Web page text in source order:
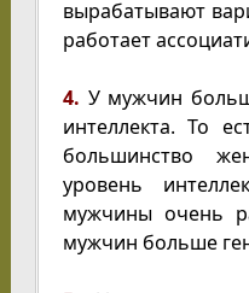
вырабатывают
работает
4. У мужчин
интеллекта. То
большинство
уровень
мужчины очень
мужчин больше